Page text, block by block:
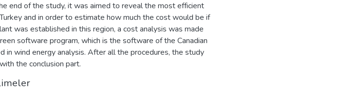
end of the study, it was aimed to reveal the most efficient
and in order to estimate how much the cost would be if
was established in this region, a cost analysis was made
software program, which is the software of the Canadian
in wind energy analysis. After all the procedures, the study
the conclusion part.